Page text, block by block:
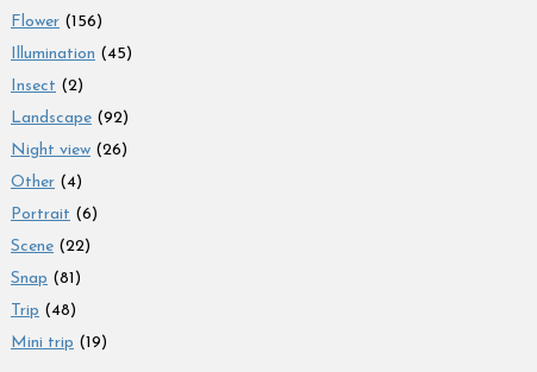
Flower (156)
Illumination (45)
Insect (2)
Landscape (92)
Night view (26)
Other (4)
Portrait (6)
Scene (22)
Snap (81)
Trip (48)
Mini trip (19)